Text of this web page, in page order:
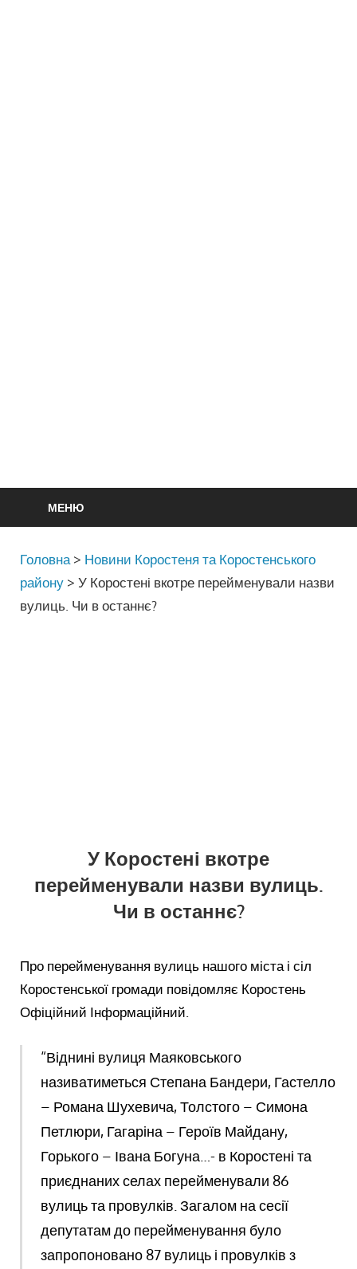
МЕНЮ
Головна > Новини Коростеня та Коростенського
району >У Коростені вкотре перейменували назви
вулиць. Чи в останнє?
У Коростені вкотре
перейменували назви вулиць.
Чи в останнє?
Про перейменування вулиць нашого міста і сіл
Коростенської громади повідомляє Коростень
Офіційний Інформаційний.
“Віднині вулиця Маяковського
називатиметься Степана Бандери, Гастелло
– Романа Шухевича, Толстого – Симона
Петлюри, Гагаріна – Героїв Майдану,
Горького – Івана Богуна…- в Коростені та
приєднаних селах перейменували 86
вулиць та провулків. Загалом на сесії
депутатам до перейменування було
запропоновано 87 вулиць і провулків з